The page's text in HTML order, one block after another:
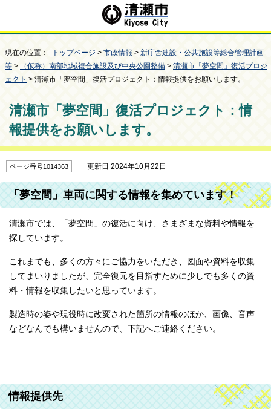
現在の位置： トップページ > 市政情報 > 新庁舎建設・公共施設等総合管理計画
等 > （仮称）南部地域複合施設及び中央公園整備 > 清瀬市「夢空間」復活プロジ
ェクト > 清瀬市「夢空間」復活プロジェクト：情報提供をお願いします。
清瀬市「夢空間」復活プロジェクト：情
報提供をお願いします。
ページ番号1014363 更新日 2024年10月22日
「夢空間」車両に関する情報を集めています！
清瀬市では、「夢空間」の復活に向け、さまざまな資料や情報を
探しています。
これまでも、多くの方々にご協力をいただき、図面や資料を収集
してまいりましたが、完全復元を目指すために少しでも多くの資
料・情報を収集したいと思っています。
製造時の姿や現役時に改変された箇所の情報のほか、画像、音声
などなんでも構いませんので、下記へご連絡ください。
情報提供先